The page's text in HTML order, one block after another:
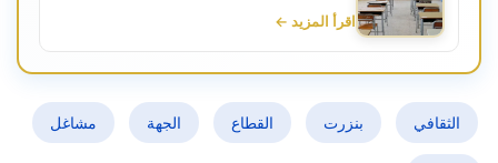
اقرأ المزيد ←
الثقافي بنزرت القطاع الجهة مشاغل